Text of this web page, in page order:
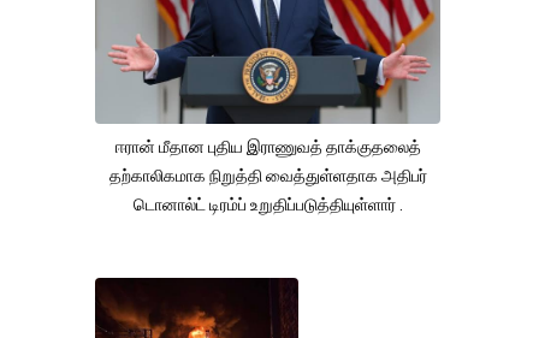
ஈரான் மீதான புதிய இராணுவத் தாக்குதலைத்
தற்காலிகமாக நிறுத்தி வைத்துள்ளதாக அதிபர்
டொனால்ட் டிரம்ப் உறுதிப்படுத்தியுள்ளார் .